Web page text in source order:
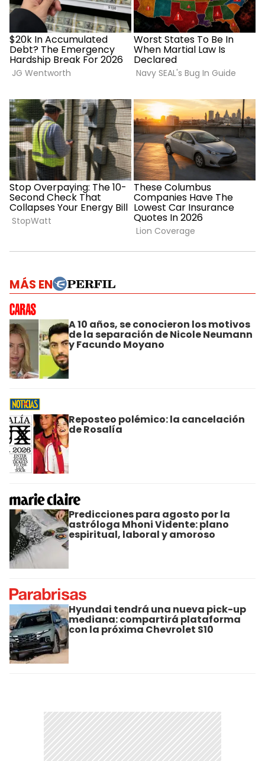
MÁS EN
A 10 años, se conocieron los motivos
de la separación de Nicole Neumann
y Facundo Moyano
Reposteo polémico: la cancelación
de Rosalía
Predicciones para agosto por la
astróloga Mhoni Vidente: plano
espiritual, laboral y amoroso
Hyundai tendrá una nueva pick-up
mediana: compartirá plataforma
con la próxima Chevrolet S10